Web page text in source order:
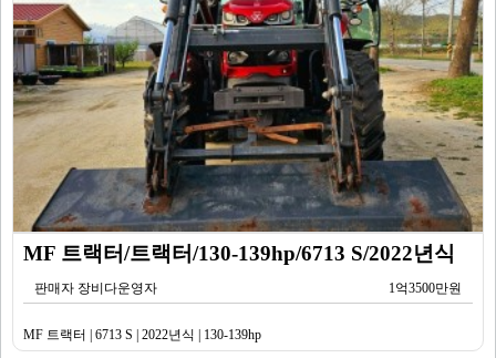
MF 트랙터/트랙터/130-139hp/6713 S/2022년식
판매자 장비다운영자 1억3500만원
MF 트랙터 | 6713 S | 2022년식 | 130-139hp